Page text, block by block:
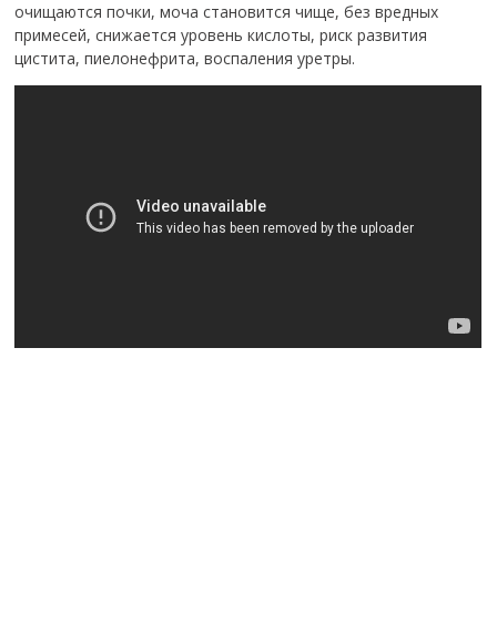
очищаются почки, моча становится чище, без вредных
примесей, снижается уровень кислоты, риск развития
цистита, пиелонефрита, воспаления уретры.